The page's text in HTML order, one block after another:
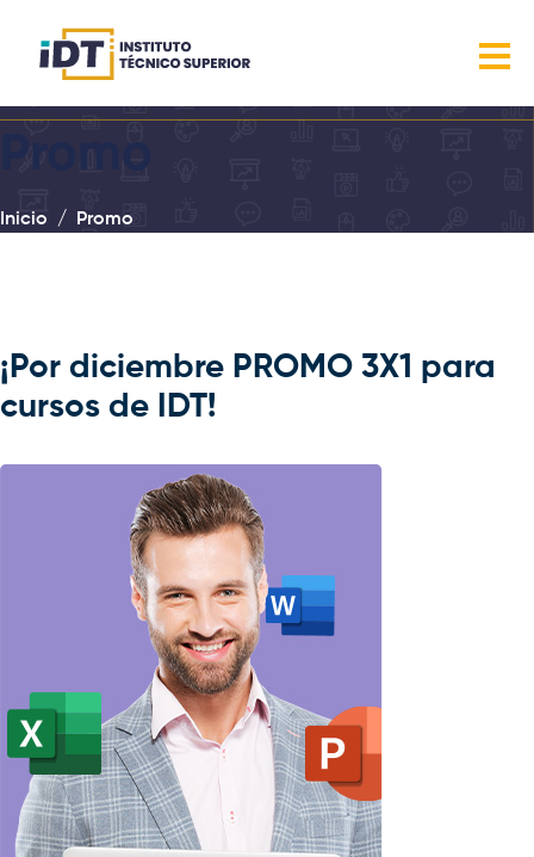
Promo
Inicio Promo
¡Por diciembre PROMO 3X1 para
cursos de IDT!